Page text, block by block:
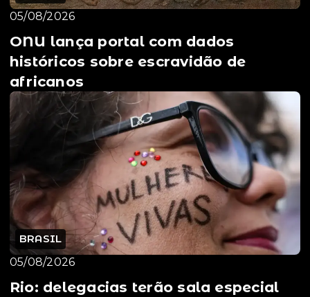
05/08/2026
ONU lança portal com dados
históricos sobre escravidão de
africanos
BRASIL
05/08/2026
Rio: delegacias terão sala especial